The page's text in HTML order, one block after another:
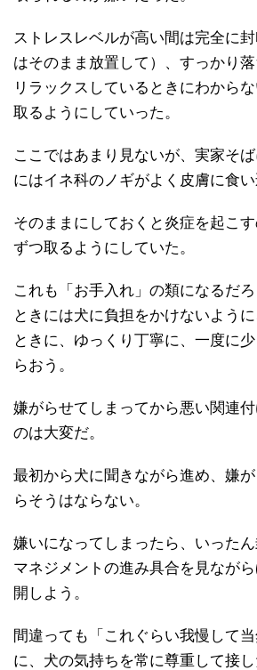
ストレスレベルが高い間は完全に
はそのまま放置して）、すっかり
リラックスしているときにわから
取るようにしていった。
ここではあまり見ないが、実家そ
にはイネ科のノギがよく皮膚に食い
そのままにしておくと炎症を起こ
ずつ取るようにしていた。
これも「お手入れ」の類になるだ
ときには犬に負担をかけないよう
ときに、ゆっくり丁寧に、一度に
らおう。
嫌がらせてしまってから悪い関連
のは大変だ。
最初から犬に聞きながら進め、嫌
らそうはならない。
嫌いになってしまったら、いった
マネジメントの進み具合を見なが
開しよう。
間違っても「これぐらい我慢して
に、犬の気持ちを常に尊重して接し